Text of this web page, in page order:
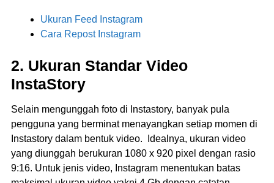
Ukuran Feed Instagram
Cara Repost Instagram
2. Ukuran Standar Video
InstaStory
Selain mengunggah foto di Instastory, banyak pula
pengguna yang berminat menayangkan setiap momen di
Instastory dalam bentuk video. Idealnya, ukuran video
yang diunggah berukuran 1080 x 920 pixel dengan rasio
9:16. Untuk jenis video, Instagram menentukan batas